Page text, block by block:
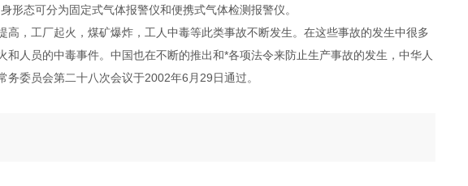
态可分为固定式气体报警仪和便携式气体检测报警仪。
，工厂起火，煤矿爆炸，工人中毒等此类事故不断发生。在这些事故的发生中很多
人员的中毒事件。中国也在不断的推出和*各项法令来防止生产事故的发生，中华人
委员会第二十八次会议于2002年6月29日通过。